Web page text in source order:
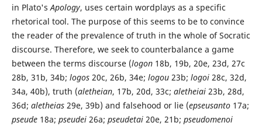
in Plato'sApology, uses certain wordplays as a specific
rhetorical tool. The purpose of this seems to be to convince
the reader of the prevalence of truth in the whole of Socratic
discourse. Therefore, we seek to counterbalance a game
between the terms discourse (logon 18b, 19b, 20e, 23d, 27c
28b, 31b, 34b; logos 20c, 26b, 34e; logou 23b; logoi 28c, 32d,
34a, 40b), truth (aletheian, 17b, 20d, 33c; aletheiai23b, 28d,
36d; aletheias29e, 39b) and falsehood or lie (epseusanto17a;
pseude18a; pseudei26a; pseudetai20e, 21b; pseudomenoi